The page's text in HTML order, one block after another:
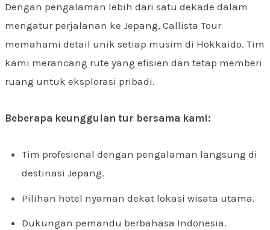
Dengan pengalaman lebih dari satu dekade dalam
mengatur perjalanan ke Jepang, Callista Tour
memahami detail unik setiap musim di Hokkaido. Tim
kami merancang rute yang efisien dan tetap memberi
ruang untuk eksplorasi pribadi.
Beberapa keunggulan tur bersama kami:
Tim profesional dengan pengalaman langsung di
destinasi Jepang.
Pilihan hotel nyaman dekat lokasi wisata utama.
Dukungan pemandu berbahasa Indonesia.